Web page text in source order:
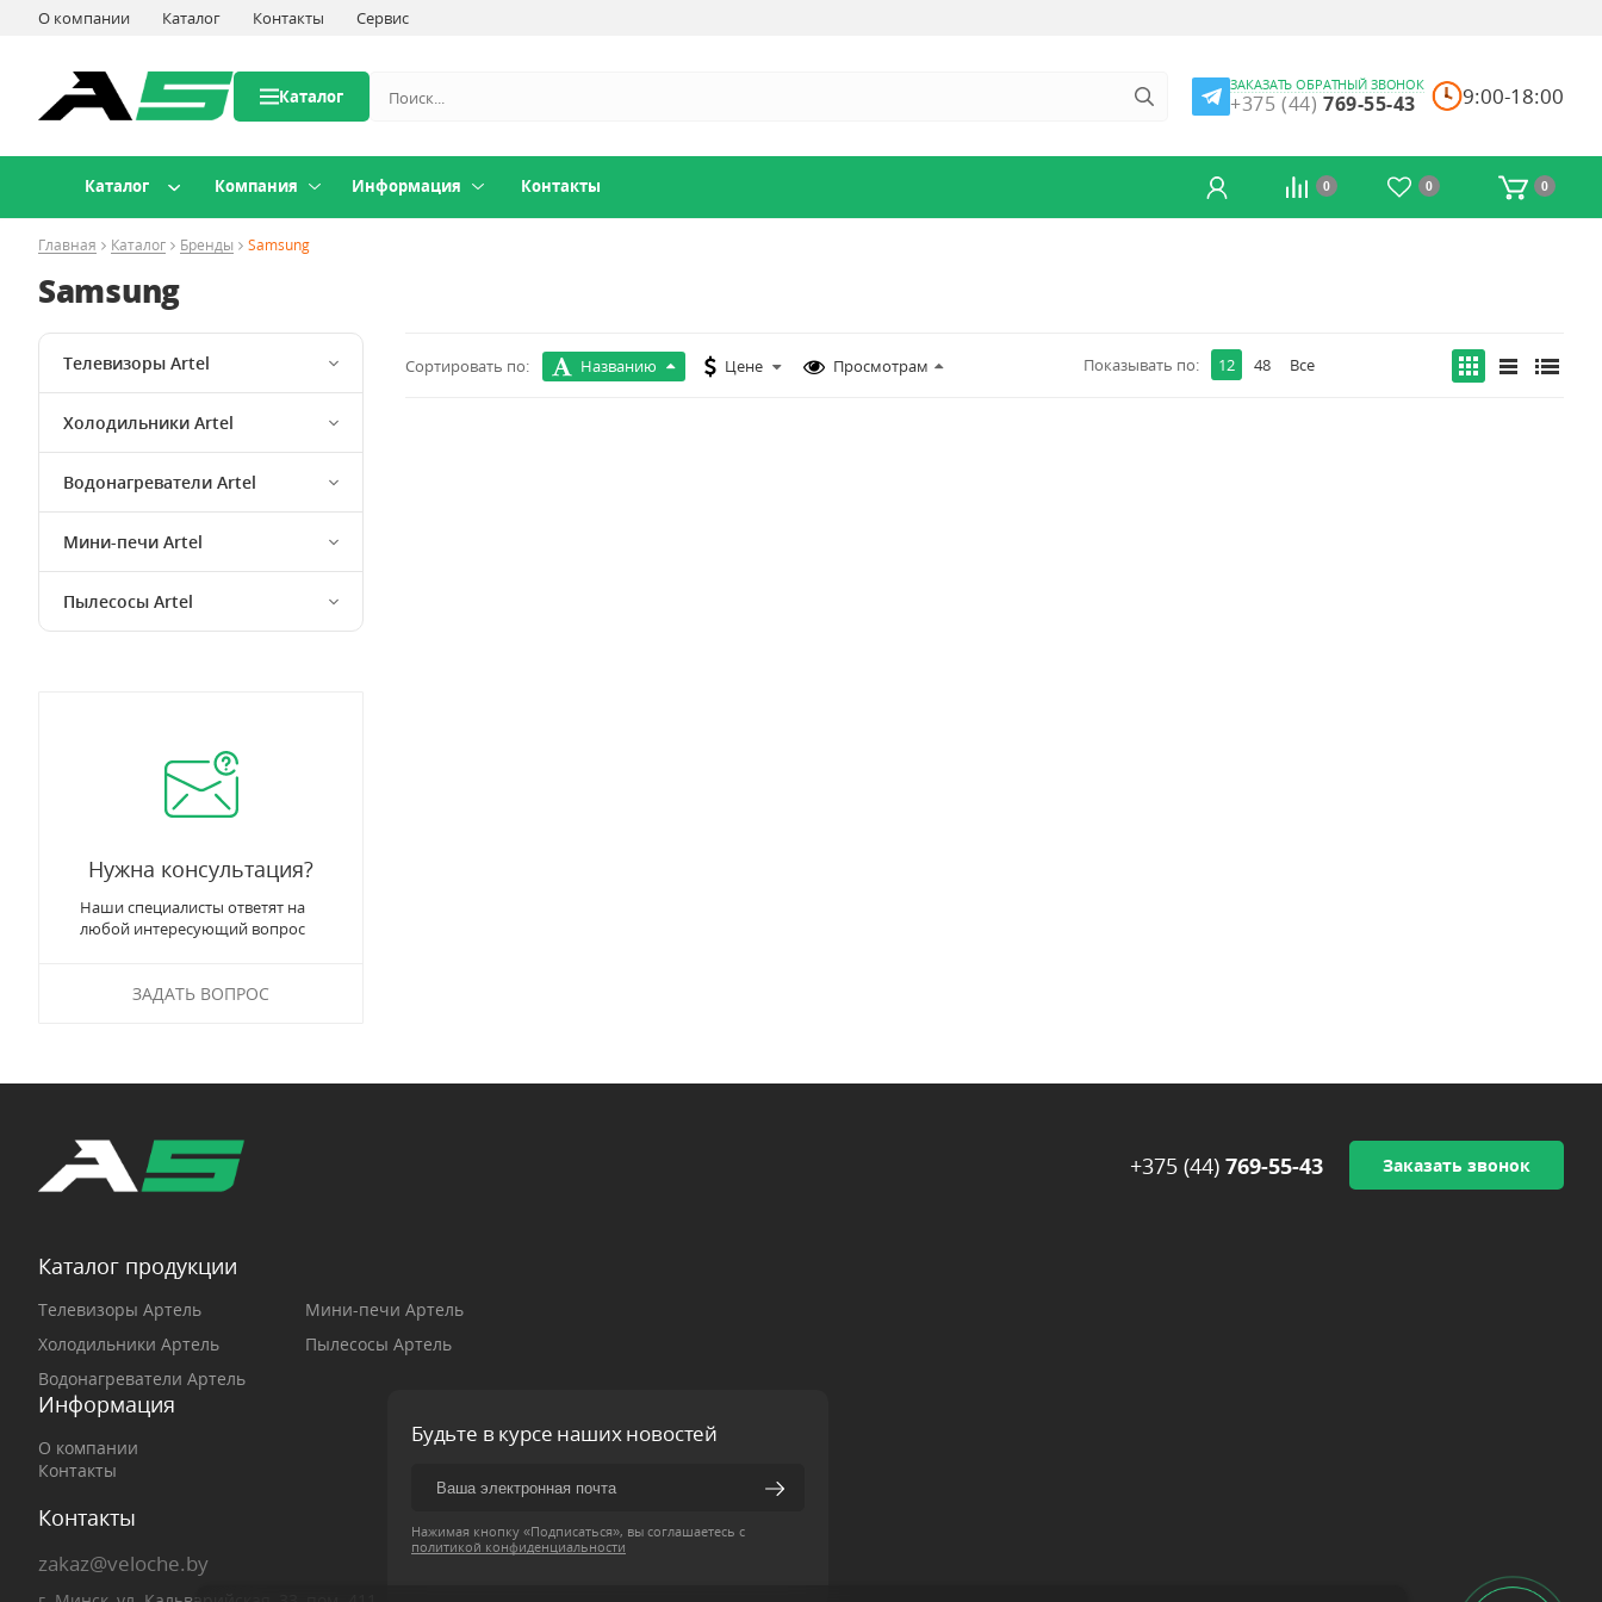
О компании Каталог Контакты Сервис
Каталог
ЗАКАЗАТЬ ОБРАТНЫЙ ЗВОНОК
+375 (44) 769-55-43 9:00-18:00
Каталог Компания Информация Контакты 0 0 0
Главная Каталог Бренды Samsung
Samsung
Телевизоры Artel
Холодильники Artel
Водонагреватели Artel
Мини-печи Artel
Пылесосы Artel
Нужна консультация?
Наши специалисты ответят на
любой интересующий вопрос
ЗАДАТЬ ВОПРОС
Сортировать по: Названию Цене Просмотрам Показывать по: 12 48 Все
+375 (44) 769-55-43 Заказать звонок
Каталог продукции
Телевизоры Артель
Холодильники Артель
Водонагреватели Артель
Мини-печи Артель
Пылесосы Артель
Информация
О компании
Контакты
Контакты
zakaz@veloche.by
Будьте в курсе наших новостей
Нажимая кнопку «Подписаться», вы соглашаетесь с
политикой конфиденциальности